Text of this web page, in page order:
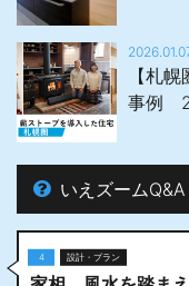
【札
事例
いえズームQ&A
4 設計・プラン